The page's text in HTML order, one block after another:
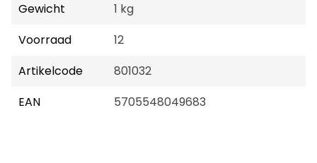
Gewicht
1 kg
Voorraad
12
Artikelcode
801032
EAN
5705548049683